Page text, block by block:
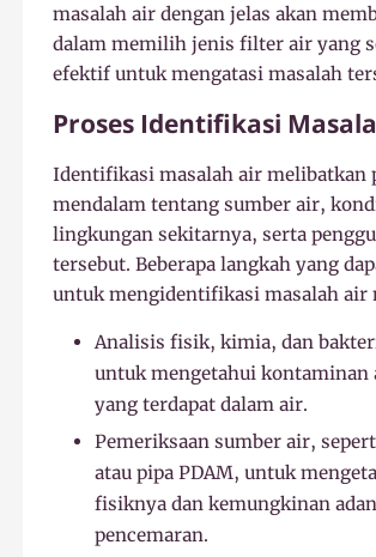
masalah air dengan jelas akan
dalam memilih jenis filter air yang
efektif untuk mengatasi masalah
Proses Identifikasi
Identifikasi masalah air melibatkan
mendalam tentang sumber air,
lingkungan sekitarnya, serta
tersebut. Beberapa langkah yang
untuk mengidentifikasi masalah air
Analisis fisik, kimia, dan
untuk mengetahui kontaminan
yang terdapat dalam air.
Pemeriksaan sumber air,
atau pipa PDAM, untuk
fisiknya dan kemungkinan
pencemaran.